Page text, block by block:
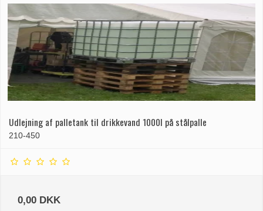
Udlejning af palletank til drikkevand 1000l på stålpalle
210-450
0,00 DKK